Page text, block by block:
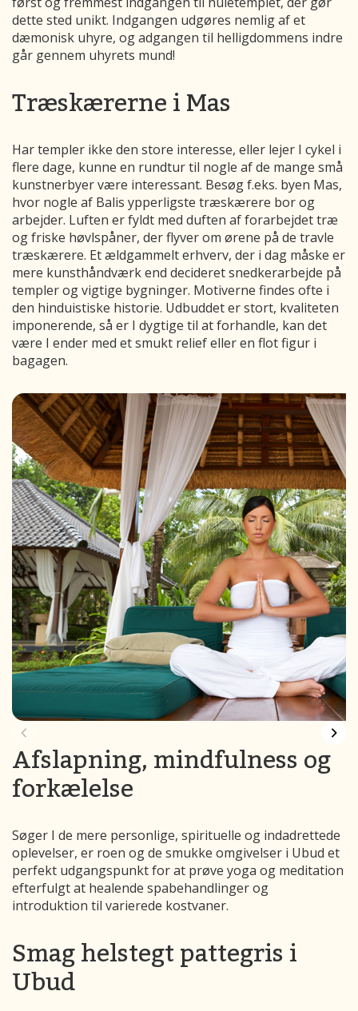
dette sted unikt. Indgangen udgøres nemlig af et
dæmonisk uhyre, og adgangen til helligdommens indre
går gennem uhyrets mund!
Træskærerne i Mas
Har templer ikke den store interesse, eller lejer I cykel i
flere dage, kunne en rundtur til nogle af de mange små
kunstnerbyer være interessant. Besøg f.eks. byen Mas,
hvor nogle af Balis ypperligste træskærere bor og
arbejder. Luften er fyldt med duften af forarbejdet træ
og friske høvlspåner, der flyver om ørene på de travle
træskærere. Et ældgammelt erhverv, der i dag måske er
mere kunsthåndværk end decideret snedkerarbejde på
templer og vigtige bygninger. Motiverne findes ofte i
den hinduistiske historie. Udbuddet er stort, kvaliteten
imponerende, så er I dygtige til at forhandle, kan det
være I ender med et smukt relief eller en flot figur i
bagagen.
Afslapning, mindfulness og
forkælelse
Søger I de mere personlige, spirituelle og indadrettede
oplevelser, er roen og de smukke omgivelser i Ubud et
perfekt udgangspunkt for at prøve yoga og meditation
efterfulgt at healende spabehandlinger og
introduktion til varierede kostvaner.
Smag helstegt pattegris i
Ubud